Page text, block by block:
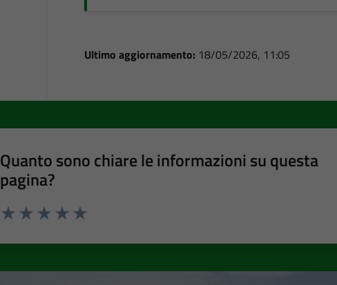
Ultimo aggiornamento: 18/05/2026, 11:05
Quanto sono chiare le informazioni su questa
pagina?